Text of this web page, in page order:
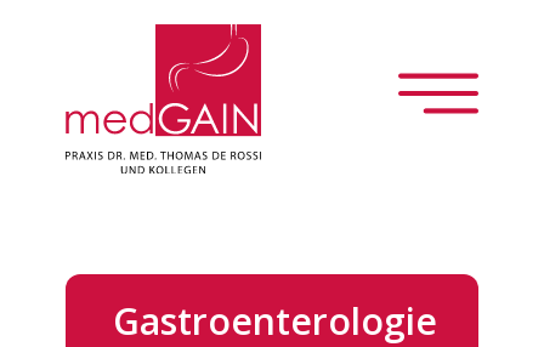
Gastroenterologie
Gastroenterologie